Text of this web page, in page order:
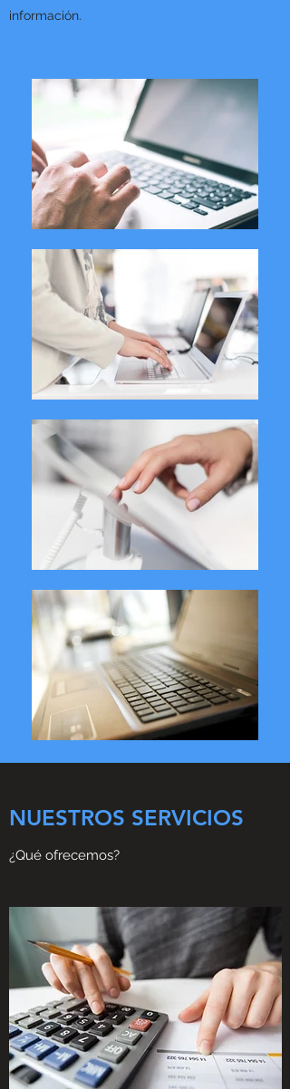
información.
NUESTROS SERVICIOS
¿Qué ofrecemos?